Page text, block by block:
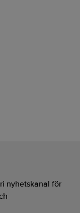
nyhetskanal för